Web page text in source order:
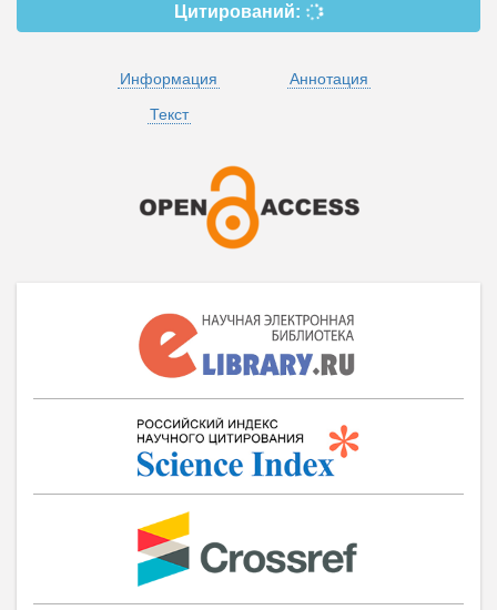
Цитирований:
Информация
Аннотация
Текст